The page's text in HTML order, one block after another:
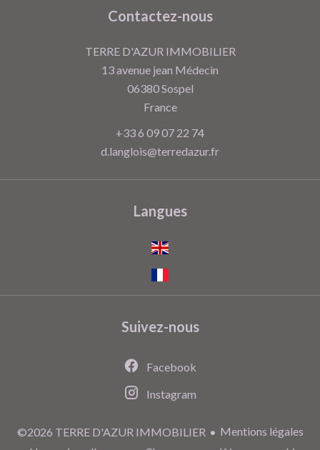
Contactez-nous
TERRE D'AZUR IMMOBILIER
13 avenue jean Médecin
06380Sospel
France
+33 6 09 07 22 74
d.langlois@terredazur.fr
Langues
Suivez-nous
Facebook
Instagram
©2026 TERRE D'AZUR IMMOBILIER
Mentions légales